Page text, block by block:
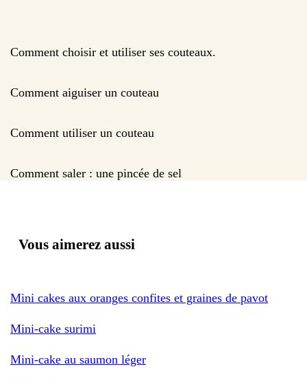
Comment choisir et utiliser ses couteaux.
Comment aiguiser un couteau
Comment utiliser un couteau
Comment saler : une pincée de sel
Vous aimerez aussi
Mini cakes aux oranges confites et graines de pavot
Mini-cake surimi
Mini-cake au saumon léger